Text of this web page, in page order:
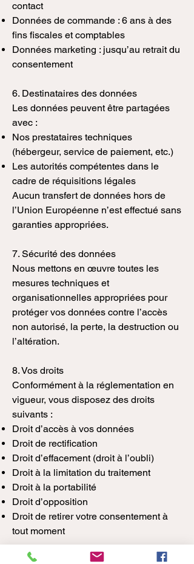
contact
Données de commande : 6 ans à des
fins fiscales et comptables
Données marketing : jusqu’au retrait du
consentement
6. Destinataires des données
Les données peuvent être partagées
avec :
Nos prestataires techniques
(hébergeur, service de paiement, etc.)
Les autorités compétentes dans le
cadre de réquisitions légales
Aucun transfert de données hors de
l’Union Européenne n’est effectué sans
garanties appropriées.
7. Sécurité des données
Nous mettons en œuvre toutes les
mesures techniques et
organisationnelles appropriées pour
protéger vos données contre l’accès
non autorisé, la perte, la destruction ou
l’altération.
8. Vos droits
Conformément à la réglementation en
vigueur, vous disposez des droits
suivants :
Droit d’accès à vos données
Droit de rectification
Droit d’effacement (droit à l’oubli)
Droit à la limitation du traitement
Droit à la portabilité
Droit d’opposition
Droit de retirer votre consentement à
tout moment
Vous pouvez exercer ces droits en